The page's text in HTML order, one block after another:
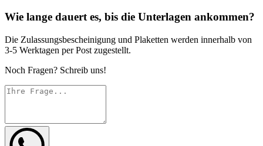
Wie lange dauert es, bis die Unterlagen ankommen?
Die Zulassungsbescheinigung und Plaketten werden innerhalb von
3-5 Werktagen per Post zugestellt.
Noch Fragen? Schreib uns!